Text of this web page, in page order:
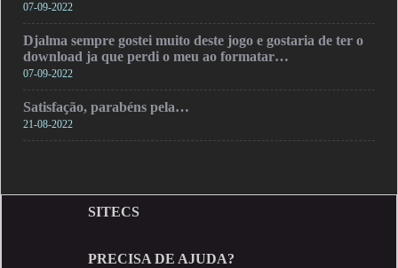
07-09-2022
Djalma sempre gostei muito deste jogo e gostaria de ter o
download ja que perdi o meu ao formatar…
07-09-2022
Satisfação, parabéns pela…
21-08-2022
SITECS
PRECISA DE AJUDA?